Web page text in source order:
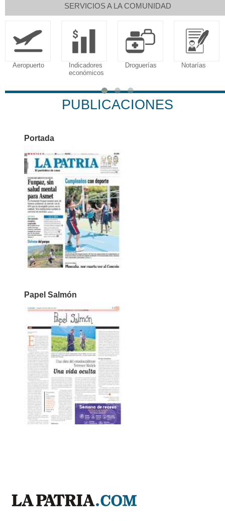
SERVICIOS A LA COMUNIDAD
Aeropuerto
Indicadores
económicos
Droguerías Notarías
PUBLICACIONES
Portada
Papel Salmón